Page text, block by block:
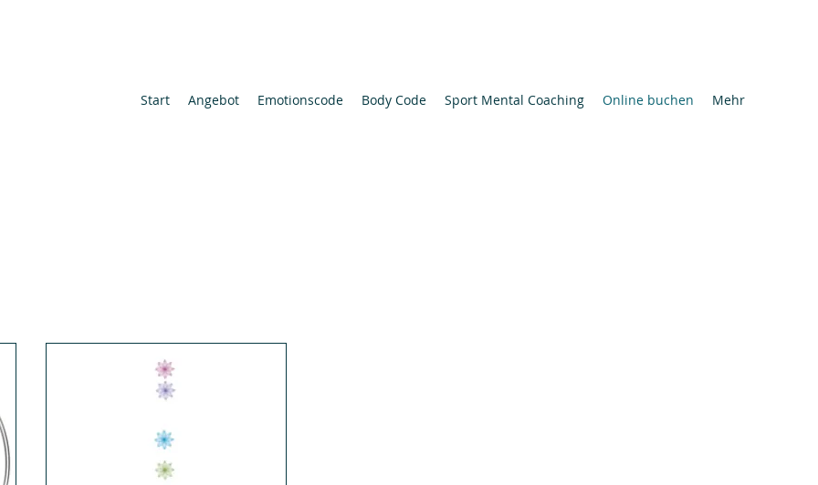
Start Angebot Emotionscode Body Code Sport Mental Coaching Online buchen Mehr